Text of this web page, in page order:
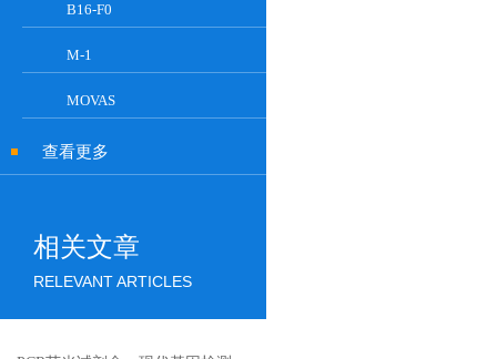
B16-F0
M-1
MOVAS
查看更多
相关文章
RELEVANT ARTICLES